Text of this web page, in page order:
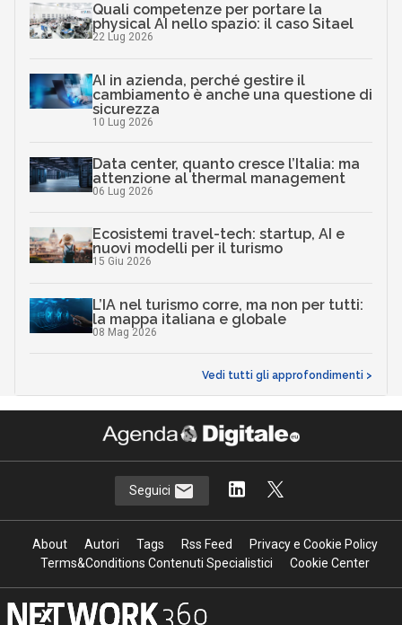
Quali competenze per portare la
physical AI nello spazio: il caso Sitael
22 Lug 2026
AI in azienda, perché gestire il
cambiamento è anche una questione di
sicurezza
10 Lug 2026
Data center, quanto cresce l’Italia: ma
attenzione al thermal management
06 Lug 2026
Ecosistemi travel-tech: startup, AI e
nuovi modelli per il turismo
15 Giu 2026
L’IA nel turismo corre, ma non per tutti:
la mappa italiana e globale
08 Mag 2026
Vedi tutti gli approfondimenti >
Seguici
About Autori Tags Rss Feed
Privacy e Cookie Policy
Terms&Conditions Contenuti Specialistici
Cookie Center